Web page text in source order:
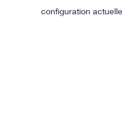
configuration actuelle